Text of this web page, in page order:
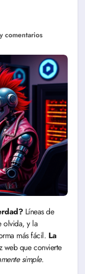
comentarios
Líneas de
olvida, y la
más fácil. La
web que convierte
simple.